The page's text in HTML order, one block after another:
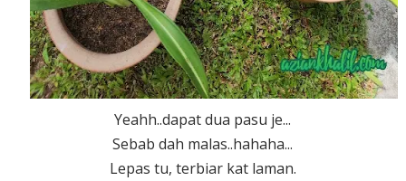
Yeahh..dapat dua pasu je...
Sebab dah malas..hahaha...
Lepas tu, terbiar kat laman.